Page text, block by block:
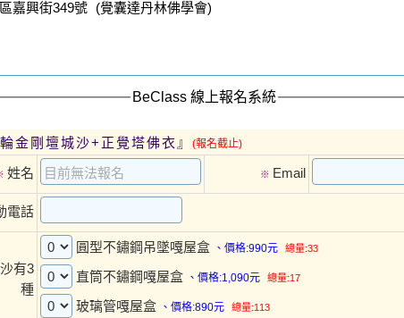
嘉興街349號 (覺囊達丹林佛學會)
BeClass 線上報名系統
金剛壇城沙+正覺塔佛衣』 (報名截止)
姓名 ※ Email
電話
有3
種
圓型不鏽鋼吊墜嘎屋盒 、價格:990元 總量:33
直筒不鏽鋼嘎屋盒 、價格:1,090元 總量:17
玻璃管嘎屋盒 、價格:890元 總量:113